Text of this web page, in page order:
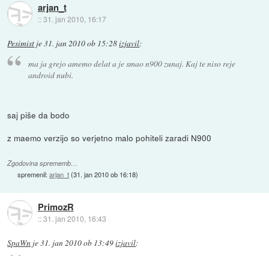
arjan_t
::31. jan 2010, 16:17
Pesimist je31. jan 2010 ob 15:28izjavil:
ma ja grejo amemo delat a je smao n900 zunaj. Kaj te niso reje
android nubi.
saj piše da bodo
z maemo verzijo so verjetno malo pohiteli zaradi N900
Zgodovina sprememb…
spremenil:arjan_t(31. jan 2010 ob 16:18)
PrimozR
::31. jan 2010, 16:43
SpaWn je31. jan 2010 ob 13:49izjavil: